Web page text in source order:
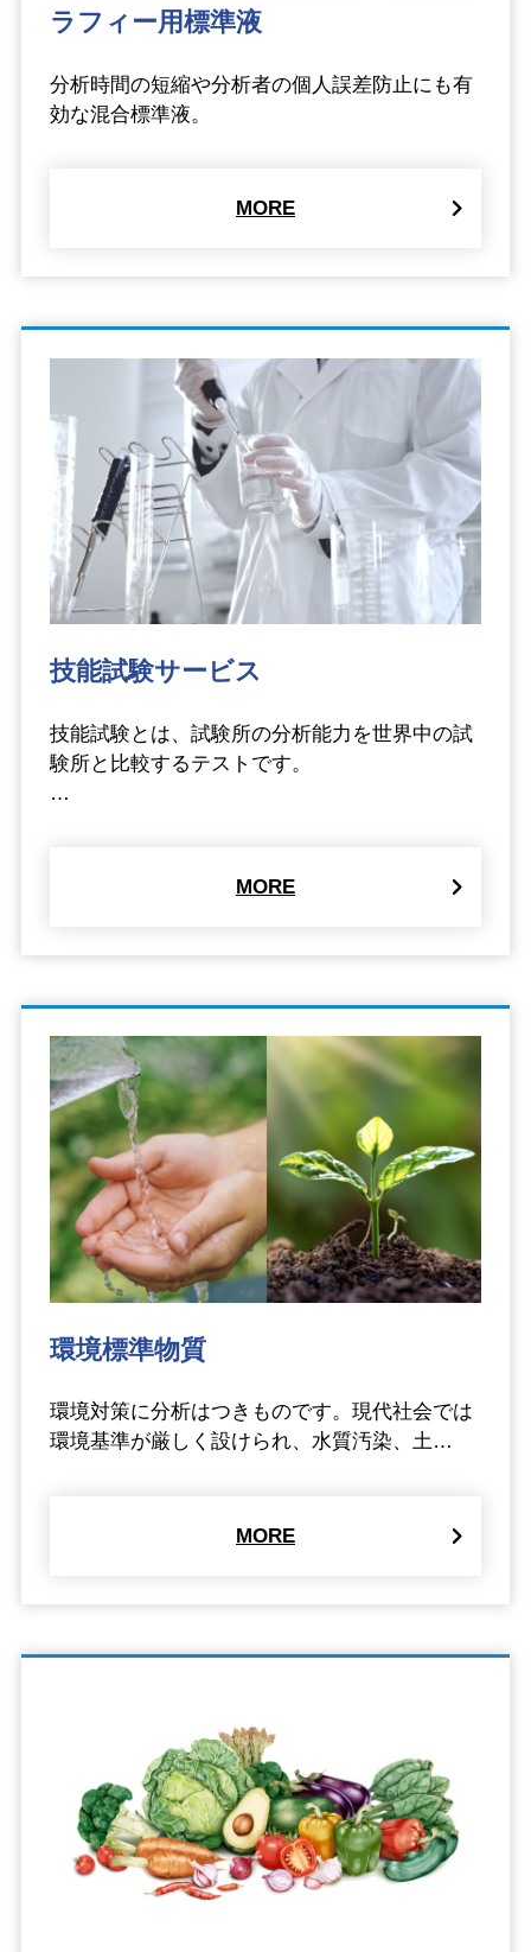
ラフィー用標準液
分析時間の短縮や分析者の個人誤差防止にも有
効な混合標準液。
MORE
技能試験サービス
技能試験とは、試験所の分析能力を世界中の試
験所と比較するテストです。
…
MORE
環境標準物質
環境対策に分析はつきものです。現代社会では
環境基準が厳しく設けられ、水質汚染、土…
MORE